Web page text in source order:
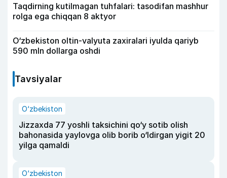
Taqdirning kutilmagan tuhfalari: tasodifan mashhur
rolga ega chiqqan 8 aktyor
O‘zbekiston oltin-valyuta zaxiralari iyulda qariyb
590 mln dollarga oshdi
Tavsiyalar
O‘zbekiston
Jizzaxda 77 yoshli taksichini qo‘y sotib olish
bahonasida yaylovga olib borib o‘ldirgan yigit 20
yilga qamaldi
O‘zbekiston